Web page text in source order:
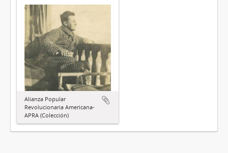
Alianza Popular
Revolucionaria Americana-
APRA (Colección)